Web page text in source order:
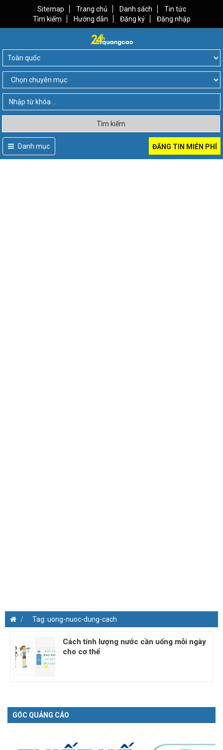
Sitemap Trang chủ Danh sách
Tin tức
Tìm kiếm
Hướng dẫn Đăng ký Đăng nhập
Tìm kiếm
Danh mục ĐĂNG TIN MIỄN PHÍ
Tag: uong-nuoc-dung-cach
Cách tính lượng nước cần uống mỗi ngày
cho cơ thể
GÓC QUẢNG CÁO